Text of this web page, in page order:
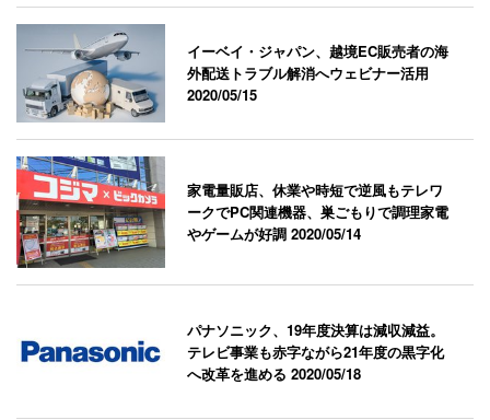
イーベイ・ジャパン、越境EC販売者の海
外配送トラブル解消へウェビナー活用
2020/05/15
家電量販店、休業や時短で逆風もテレワ
ークでPC関連機器、巣ごもりで調理家電
やゲームが好調2020/05/14
パナソニック、19年度決算は減収減益。
テレビ事業も赤字ながら21年度の黒字化
へ改革を進める2020/05/18